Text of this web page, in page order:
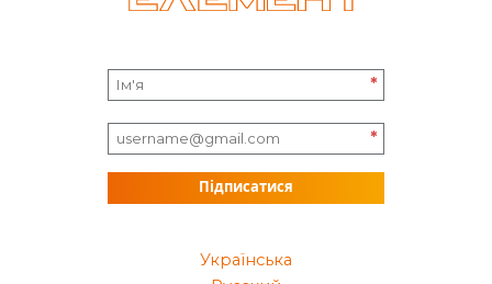
*
*
Підписатися
Українська